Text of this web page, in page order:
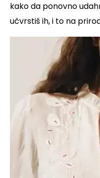
kako da ponovno
učvrstiš ih, i to na